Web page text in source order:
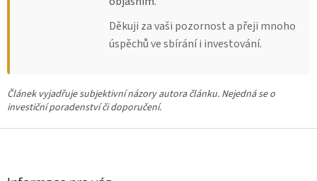
Děkuji za vaši pozornost a přeji mnoho
úspěchů ve sbírání i investování.
Článek vyjadřuje subjektivní názory autora článku. Nejedná se o
investiční poradenství či doporučení.